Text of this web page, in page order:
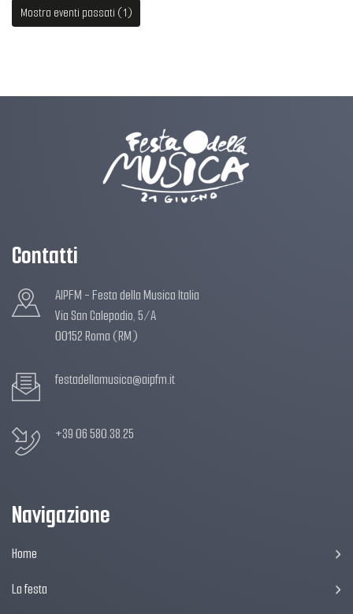
Mostra eventi passati (1)
Contatti
AIPFM - Festa della Musica Italia
Via San Calepodio, 5/A
00152 Roma (RM)
festadellamusica@aipfm.it
+39 06 580.38.25
Navigazione
Home
La festa